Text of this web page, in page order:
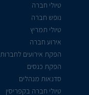
טיולי חברה
נופש חברה
טיולי תמריץ
אירוע חברה
הפקת אירועים לחברות
הפקת כנסים
סדנאות מנהלים
טיולי חברה בקפריסין